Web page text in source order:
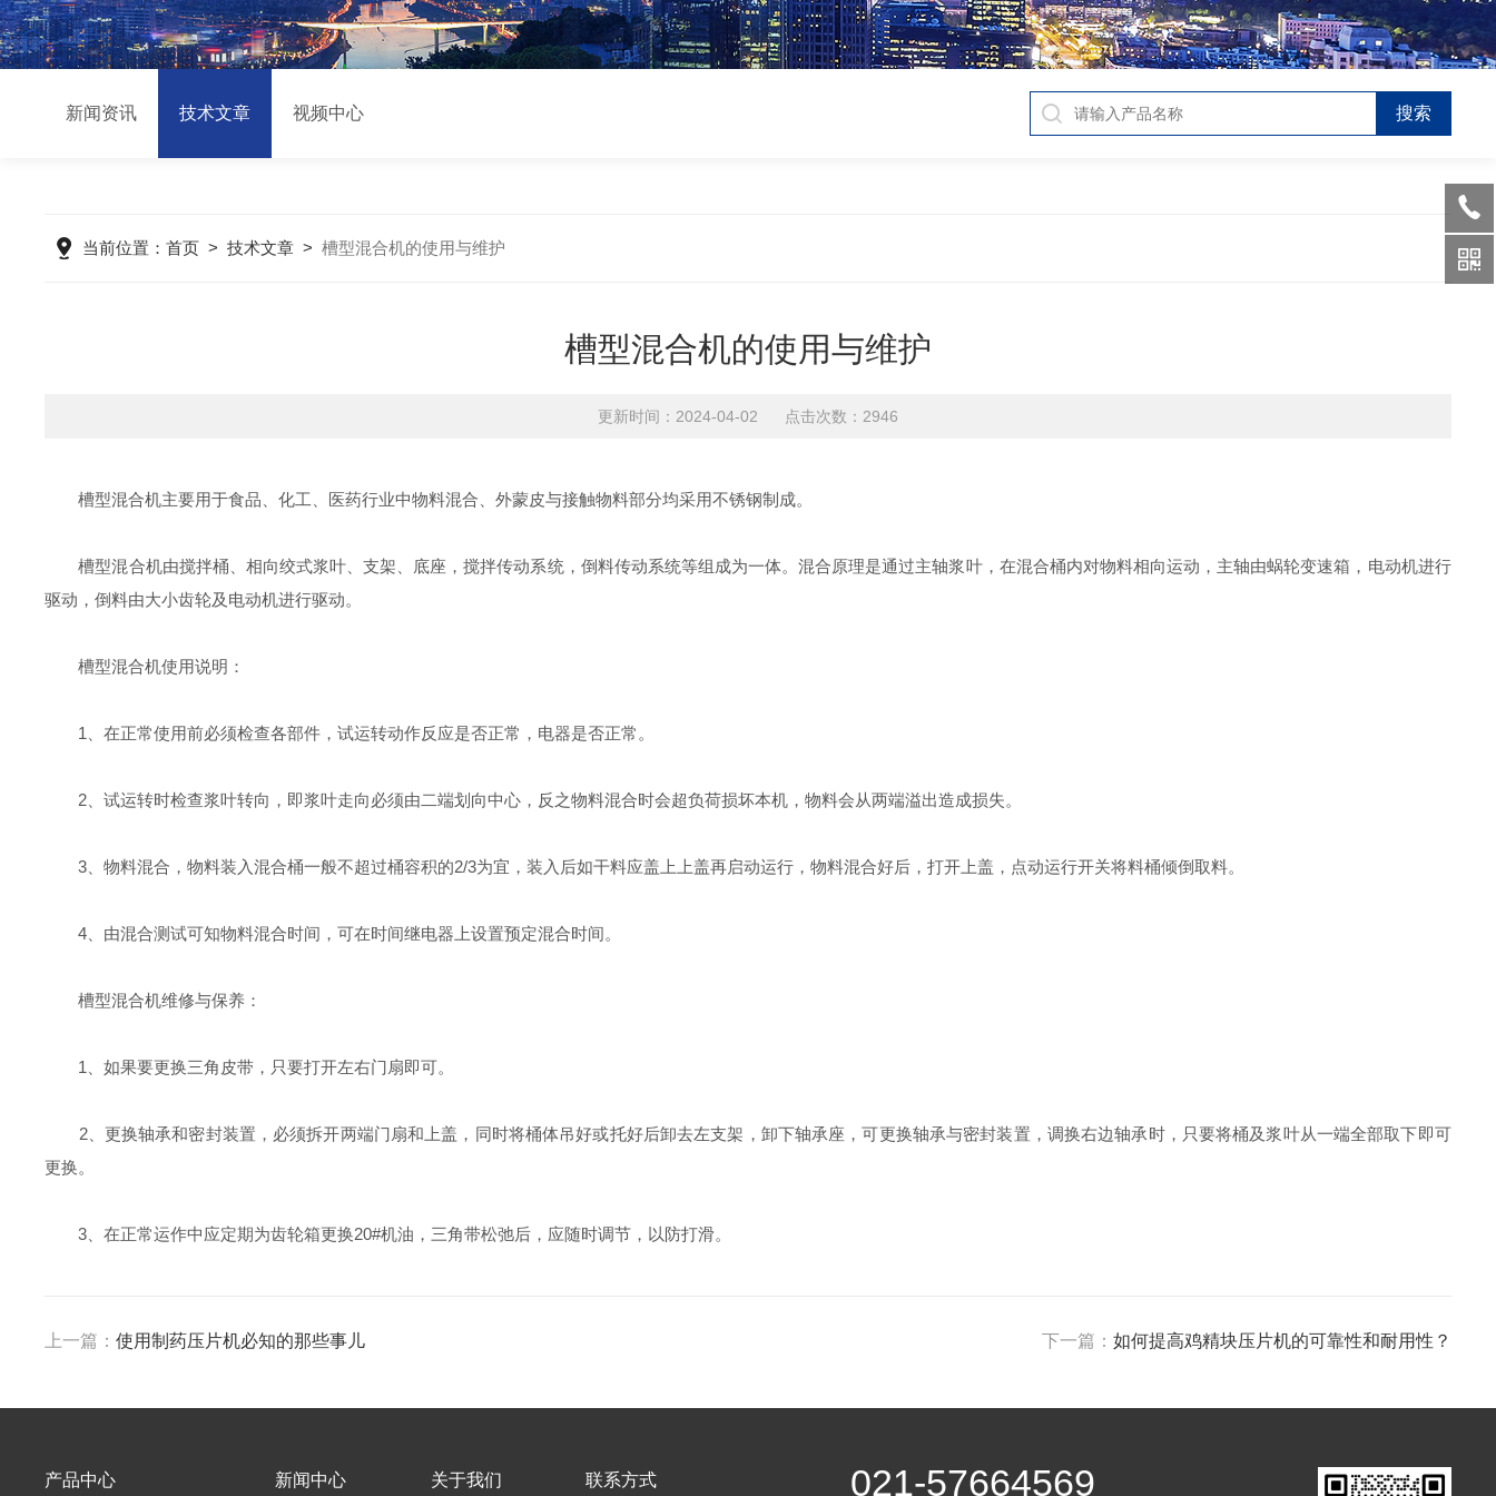
新闻资讯 技术文章 视频中心
当前位置：首页 >技术文章 >槽型混合机的使用与维护
槽型混合机的使用与维护
更新时间：2024-04-02 点击次数：2946
槽型混合机主要用于食品、化工、医药行业中物料混合、外蒙皮与接触物料部分均采用不锈钢制成。
槽型混合机由搅拌桶、相向绞式浆叶、支架、底座，搅拌传动系统，倒料传动系统等组成为一体。混合原理是通过主轴浆叶，在混合桶内对物料相向运动，主轴由蜗轮变速箱，电动机进行
驱动，倒料由大小齿轮及电动机进行驱动。
槽型混合机使用说明：
1、在正常使用前必须检查各部件，试运转动作反应是否正常，电器是否正常。
2、试运转时检查浆叶转向，即浆叶走向必须由二端划向中心，反之物料混合时会超负荷损坏本机，物料会从两端溢出造成损失。
3、物料混合，物料装入混合桶一般不超过桶容积的2/3为宜，装入后如干料应盖上上盖再启动运行，物料混合好后，打开上盖，点动运行开关将料桶倾倒取料。
4、由混合测试可知物料混合时间，可在时间继电器上设置预定混合时间。
槽型混合机维修与保养：
1、如果要更换三角皮带，只要打开左右门扇即可。
2、更换轴承和密封装置，必须拆开两端门扇和上盖，同时将桶体吊好或托好后卸去左支架，卸下轴承座，可更换轴承与密封装置，调换右边轴承时，只要将桶及浆叶从一端全部取下即可
更换。
3、在正常运作中应定期为齿轮箱更换20#机油，三角带松弛后，应随时调节，以防打滑。
上一篇：使用制药压片机必知的那些事儿 下一篇： 如何提高鸡精块压片机的可靠性和耐用性？
产品中心 新闻中心 关于我们 联系方式 021-57664569